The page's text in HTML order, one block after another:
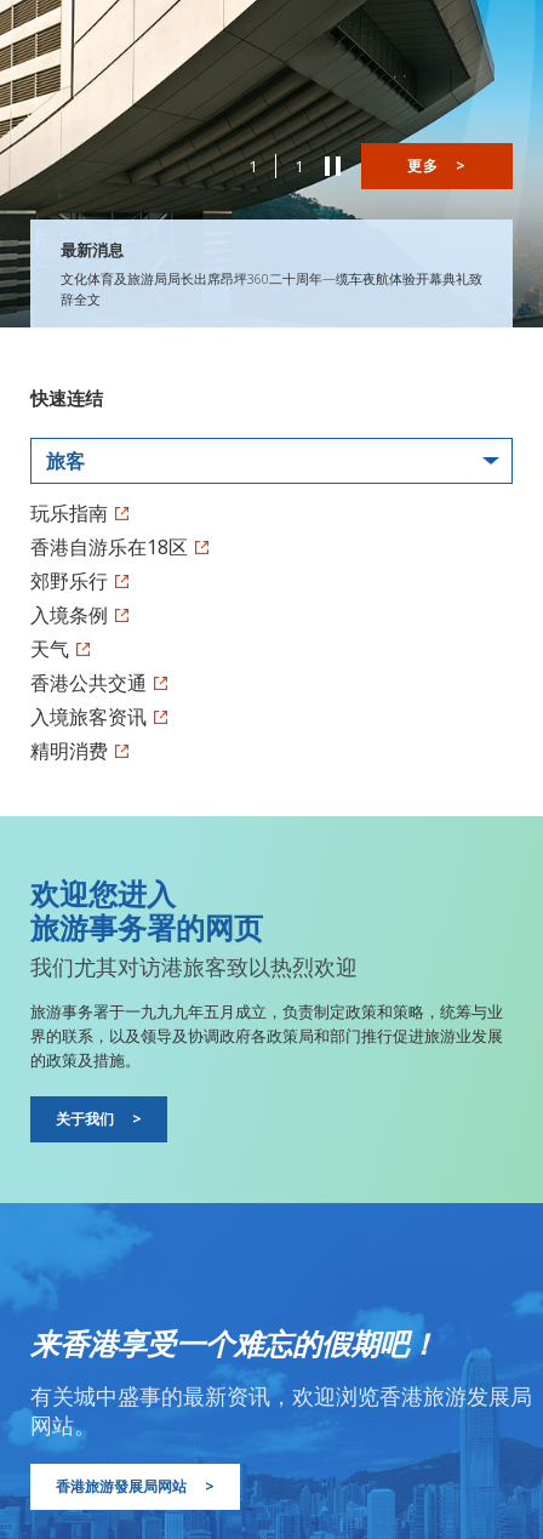
1 1 更多 >
最新消息
文化体育及旅游局局长出席昂坪360二十周年—缆车夜航体验开幕典礼致
辞全文
快速连结
旅客
玩乐指南
香港自游乐在18区
郊野乐行
入境条例
天气
香港公共交通
入境旅客资讯
精明消费
欢迎您进入
旅游事务署的网页
我们尤其对访港旅客致以热烈欢迎
旅游事务署于一九九九年五月成立，负责制定政策和策略，统筹与业
界的联系，以及领导及协调政府各政策局和部门推行促进旅游业发展
的政策及措施。
关于我们 >
来香港享受一个难忘的假期吧！
有关城中盛事的最新资讯，欢迎浏览香港旅游发展局
网站。
香港旅游發展局网站 >